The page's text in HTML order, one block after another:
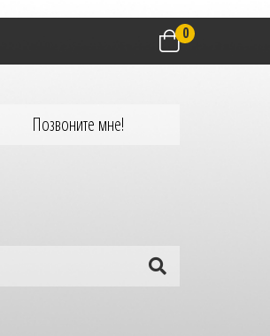
0
Позвоните мне!